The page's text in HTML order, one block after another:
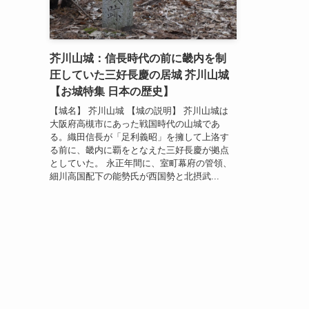
芥川山城：信長時代の前に畿内を制
圧していた三好長慶の居城 芥川山城
【お城特集 日本の歴史】
【城名】 芥川山城 【城の説明】 芥川山城は
大阪府高槻市にあった戦国時代の山城であ
る。織田信長が「足利義昭」を擁して上洛す
る前に、畿内に覇をとなえた三好長慶が拠点
としていた。 永正年間に、室町幕府の管領、
細川高国配下の能勢氏が西国勢と北摂武...